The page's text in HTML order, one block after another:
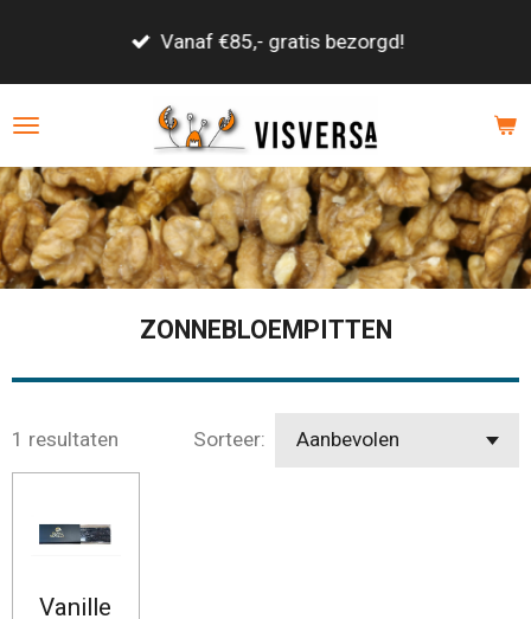
de
hoofdinhoud
Vanaf €85,- gratis bezorgd!
ZONNEBLOEMPITTEN
1 resultaten Sorteer:
Vanille